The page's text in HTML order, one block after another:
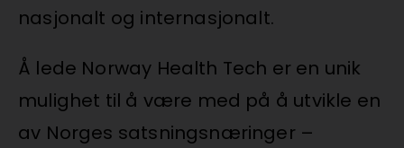
nasjonalt og internasjonalt.
Å lede Norway Health Tech er en unik
mulighet til å være med på å utvikle en
av Norges satsningsnæringer –